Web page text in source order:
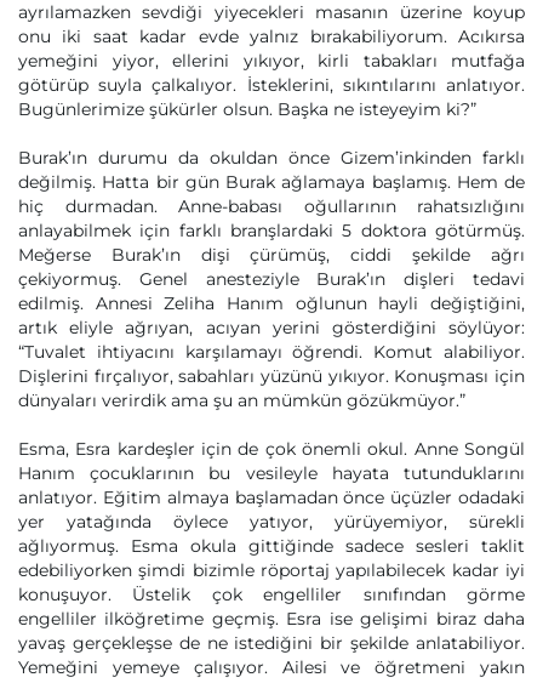
ayrılamazken sevdiği yiyecekleri masanın üzerine koyup
onu iki saat kadar evde yalnız bırakabiliyorum. Acıkırsa
yemeğini yiyor, ellerini yıkıyor, kirli tabakları mutfağa
götürüp suyla çalkalıyor. İsteklerini, sıkıntılarını anlatıyor.
Bugünlerimize şükürler olsun. Başka ne isteyeyim ki?”
Burak’ın durumu da okuldan önce Gizem’inkinden farklı
değilmiş. Hatta bir gün Burak ağlamaya başlamış. Hem de
hiç durmadan. Anne-babası oğullarının rahatsızlığını
anlayabilmek için farklı branşlardaki 5 doktora götürmüş.
Meğerse Burak’ın dişi çürümüş, ciddi şekilde ağrı
çekiyormuş. Genel anesteziyle Burak’ın dişleri tedavi
edilmiş. Annesi Zeliha Hanım oğlunun hayli değiştiğini,
artık eliyle ağrıyan, acıyan yerini gösterdiğini söylüyor:
“Tuvalet ihtiyacını karşılamayı öğrendi. Komut alabiliyor.
Dişlerini fırçalıyor, sabahları yüzünü yıkıyor. Konuşması için
dünyaları verirdik ama şu an mümkün gözükmüyor.”
Esma, Esra kardeşler için de çok önemli okul. Anne Songül
Hanım çocuklarının bu vesileyle hayata tutunduklarını
anlatıyor. Eğitim almaya başlamadan önce üçüzler odadaki
yer yatağında öylece yatıyor, yürüyemiyor, sürekli
ağlıyormuş. Esma okula gittiğinde sadece sesleri taklit
edebiliyorken şimdi bizimle röportaj yapılabilecek kadar iyi
konuşuyor. Üstelik çok engelliler sınıfından görme
engelliler ilköğretime geçmiş. Esra ise gelişimi biraz daha
yavaş gerçekleşse de ne istediğini bir şekilde anlatabiliyor.
Yemeğini yemeye çalışıyor. Ailesi ve öğretmeni yakın